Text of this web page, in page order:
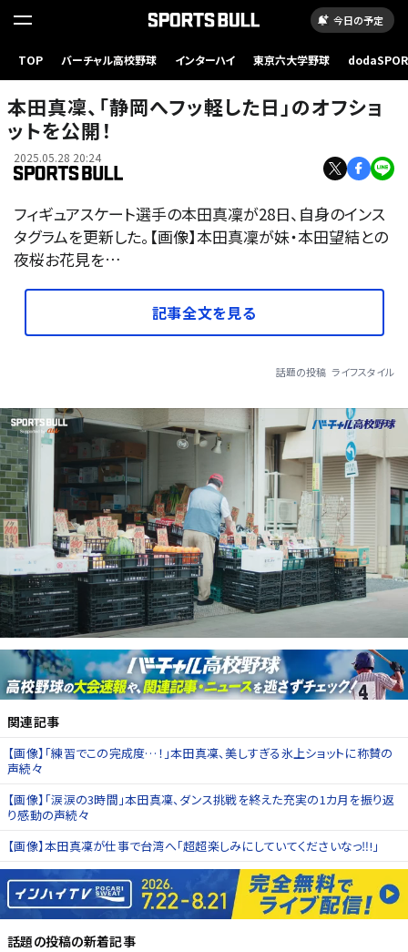
今日の予定
TOP バーチャル高校野球 インターハイ 東京六大学野球
本田真凜、「静岡へフッ軽した日」のオフショ
ットを公開！
2025.05.28 20:24
フィギュアスケート選手の本田真凜が28日、自身のインス
タグラムを更新した。【画像】本田真凜が妹・本田望結との
夜桜お花見を…
記事全文を見る
話題の投稿 ライフスタイル
関連記事
【画像】「練習でこの完成度…！」本田真凜、美しすぎる氷上ショットに称賛の
声続々
【画像】「涙涙の3時間」本田真凜、ダンス挑戦を終えた充実の1カ月を振り返
り感動の声続々
【画像】本田真凜が仕事で台湾へ「超超楽しみにしていてくださいなっ‼︎!」
話題の投稿の新着記事